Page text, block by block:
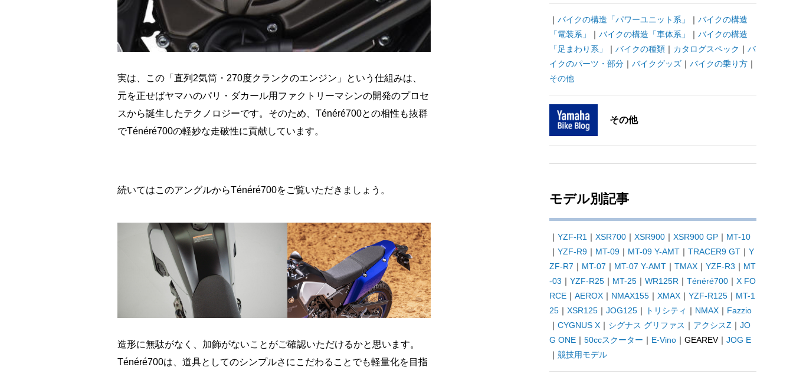
実は、この「直列2気筒・270度クランクのエンジン」という仕組みは、
元を正せばヤマハのパリ・ダカール用ファクトリーマシンの開発のプロセ
スから誕生したテクノロジーです。そのため、Ténéré700との相性も抜群
でTénéré700の軽妙な走破性に貢献しています。
続いてはこのアングルからTénéré700をご覧いただきましょう。
造形に無駄がなく、加飾がないことがご確認いただけるかと思います。
Ténéré700は、道具としてのシンプルさにこだわることでも軽量化を目指
｜ バイクの構造「パワーユニット系」 ｜ バイクの構造
「電装系」
｜ バイクの構造「車体系」 ｜ バイクの構造
「足まわり系」
｜ バイクの種類｜ カタログスペック ｜ バ
イクのパーツ・部分｜ バイクグッズ｜ バイクの乗り方｜
その他
その他
モデル別記事
｜ YZF-R1 ｜ XSR700｜ XSR900｜ XSR900 GP｜ MT-10
｜ YZF-R9｜ MT-09｜ MT-09 Y-AMT｜ TRACER9 GT｜ Y
ZF-R7 ｜ MT-07 ｜ MT-07 Y-AMT｜ TMAX｜ YZF-R3 ｜ MT
-03 ｜ YZF-R25｜ MT-25｜ WR125R ｜ Ténéré700｜ X FO
RCE｜ AEROX｜ NMAX155｜ XMAX｜ YZF-R125｜ MT-1
25｜ XSR125｜ JOG125｜ トリシティ ｜ NMAX｜ Fazzio
｜ CYGNUS X｜ シグナス グリファス ｜ アクシスZ ｜ JO
G ONE｜ 50ccスクーター ｜ E-Vino｜GEAREV｜ JOG E
｜ 競技用モデル